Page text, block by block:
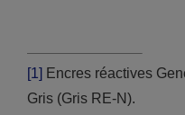
[1] Encres réactives
Gris (Gris RE-N).